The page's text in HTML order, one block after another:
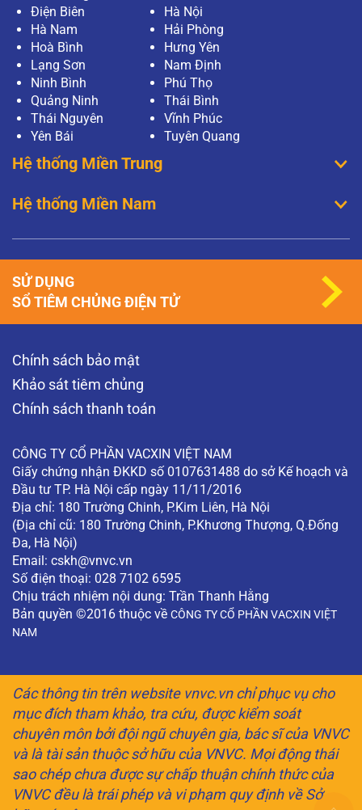
Điện Biên
Hà Nội
Hà Nam
Hải Phòng
Hoà Bình
Hưng Yên
Lạng Sơn
Nam Định
Ninh Bình
Phú Thọ
Quảng Ninh
Thái Bình
Thái Nguyên
Vĩnh Phúc
Yên Bái
Tuyên Quang
Hệ thống Miền Trung
Hệ thống Miền Nam
Chính sách bảo mật
Khảo sát tiêm chủng
Chính sách thanh toán
CÔNG TY CỔ PHẦN VACXIN VIỆT NAM
Giấy chứng nhận ĐKKD số 0107631488 do sở Kế hoạch và
Đầu tư TP. Hà Nội cấp ngày 11/11/2016
Địa chỉ: 180 Trường Chinh, P.Kim Liên, Hà Nội
(Địa chỉ cũ: 180 Trường Chinh, P.Khương Thượng, Q.Đống
Đa, Hà Nội)
Email: cskh@vnvc.vn
Số điện thoại: 028 7102 6595
Chịu trách nhiệm nội dung: Trần Thanh Hằng
Bản quyền ©2016 thuộc về CÔNG TY CỔ PHẦN VACXIN VIỆT
NAM
SỬ DỤNG
SỔ TIÊM CHỦNG ĐIỆN TỬ
Các thông tin trên website vnvc.vn chỉ phục vụ cho
mục đích tham khảo, tra cứu, được kiểm soát
chuyên môn bởi đội ngũ chuyên gia, bác sĩ của VNVC
và là tài sản thuộc sở hữu của VNVC. Mọi động thái
sao chép chưa được sự chấp thuận chính thức của
VNVC đều là trái phép và vi phạm quy định về Sở